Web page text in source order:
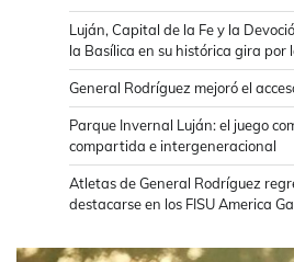
Luján, Capital de la Fe y la
la Basílica en su histórica gira por
General Rodríguez mejoró el
Parque Invernal Luján: el juego
compartida e intergeneracional
Atletas de General Rodríguez
destacarse en los FISU America